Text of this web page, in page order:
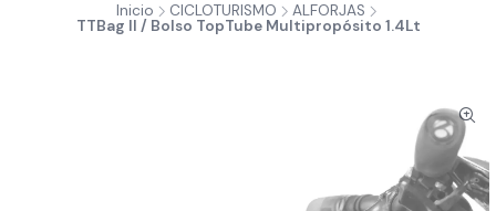
Inicio CICLOTURISMO
ALFORJAS
TTBag II / Bolso TopTube Multipropósito 1.4Lt